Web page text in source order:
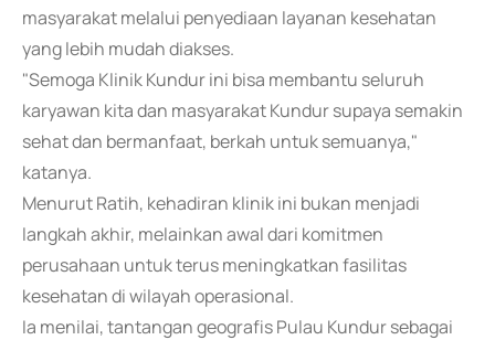
masyarakat melalui penyediaan layanan kesehatan
yang lebih mudah diakses.
"Semoga Klinik Kundur ini bisa membantu seluruh
karyawan kita dan masyarakat Kundur supaya semakin
sehat dan bermanfaat, berkah untuk semuanya,"
katanya.
Menurut Ratih, kehadiran klinik ini bukan menjadi
langkah akhir, melainkan awal dari komitmen
perusahaan untuk terus meningkatkan fasilitas
kesehatan di wilayah operasional.
Ia menilai, tantangan geografis Pulau Kundur sebagai